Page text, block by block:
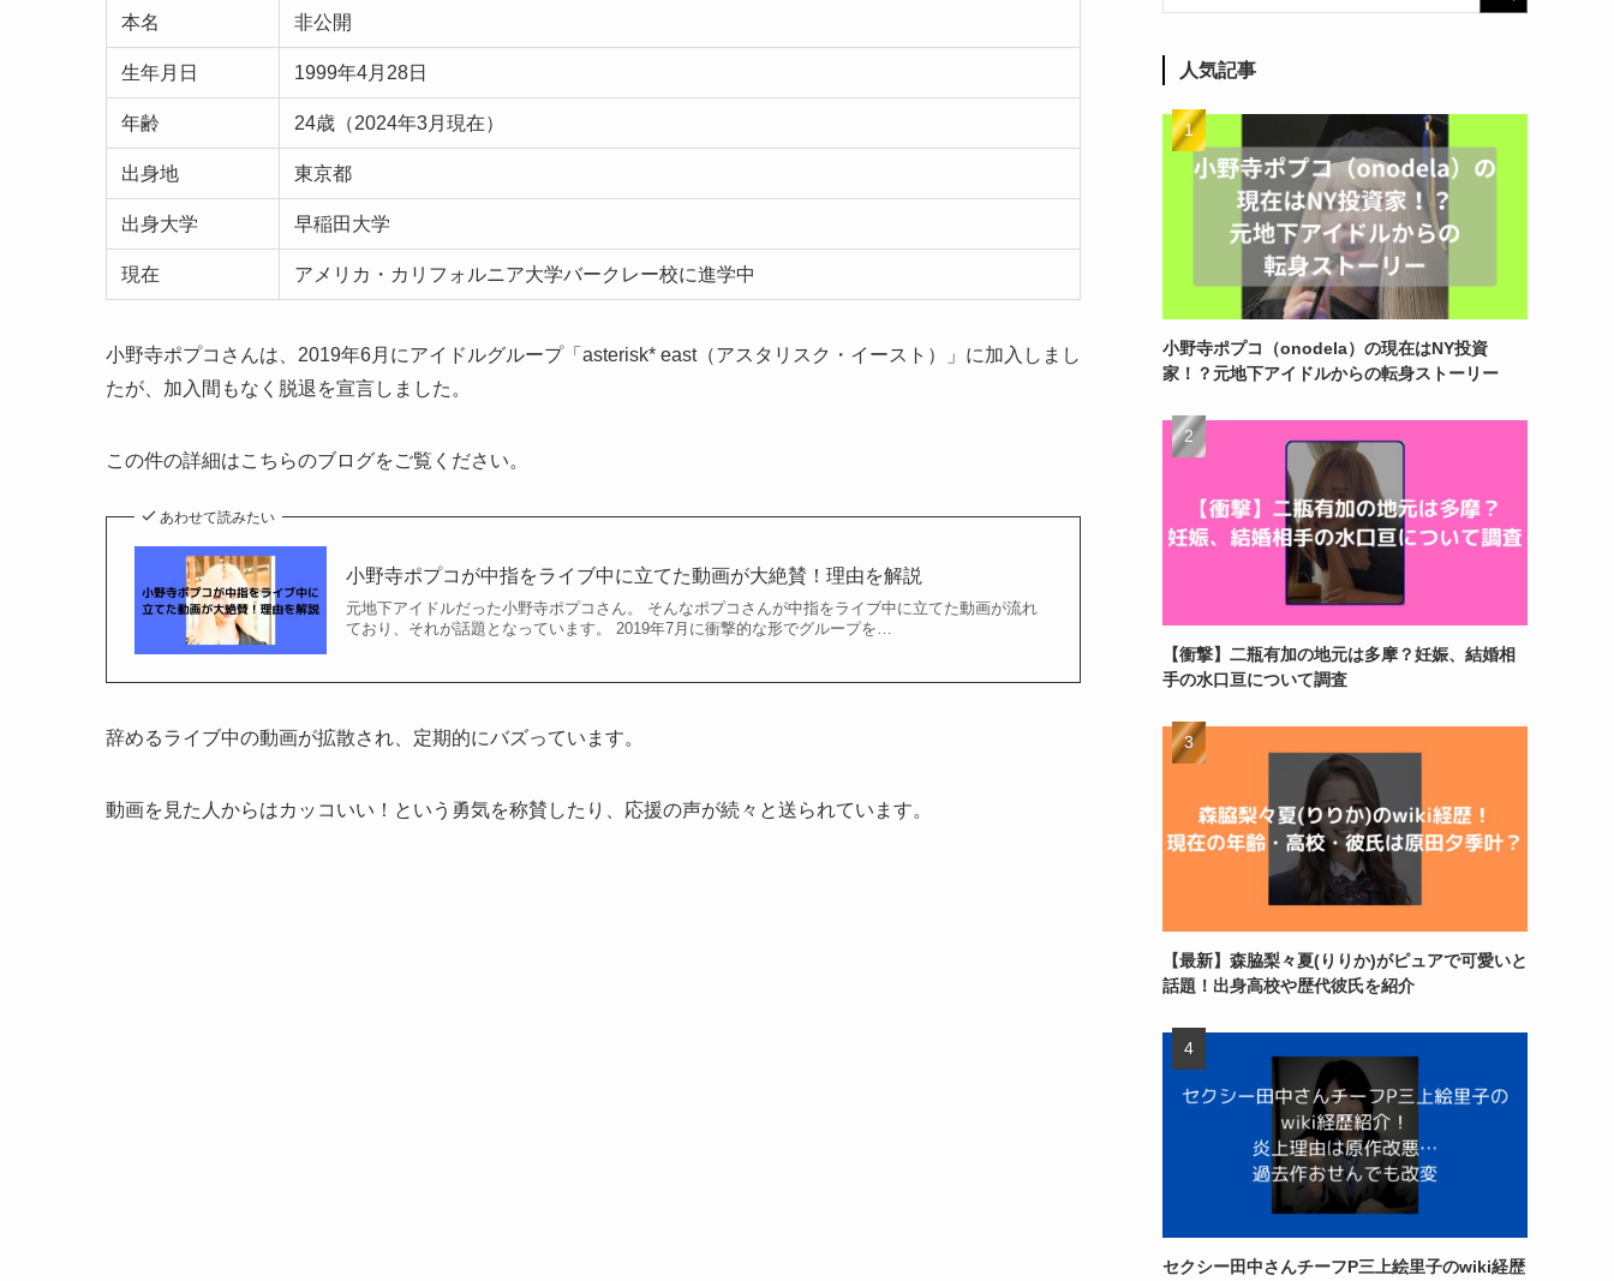
本名 非公開
生年月日 1999年4月28日
年齢 24歳（2024年3月現在）
出身地 東京都
出身大学 早稲田大学
現在 アメリカ・カリフォルニア大学バークレー校に進学中
小野寺ポプコさんは、2019年6月にアイドルグループ「asterisk* east（アスタリスク・イースト）」に加入しまし
たが、加入間もなく脱退を宣言しました。
この件の詳細はこちらのブログをご覧ください。
あわせて読みたい
小野寺ポプコが中指をライブ中に立てた動画が大絶賛！理由を解説
元地下アイドルだった小野寺ポプコさん。 そんなポプコさんが中指をライブ中に立てた動画が流れ
ており、それが話題となっています。 2019年7月に衝撃的な形でグループを…
辞めるライブ中の動画が拡散され、定期的にバズっています。
動画を見た人からはカッコいい！という勇気を称賛したり、応援の声が続々と送られています。
人気記事
小野寺ポプコ（onodela）の現在はNY投資
家！？元地下アイドルからの転身ストーリー
【衝撃】二瓶有加の地元は多摩？妊娠、結婚相
手の水口亘について調査
【最新】森脇梨々夏(りりか)がピュアで可愛いと
話題！出身高校や歴代彼氏を紹介
セクシー田中さんチーフP三上絵里子のwiki経歴